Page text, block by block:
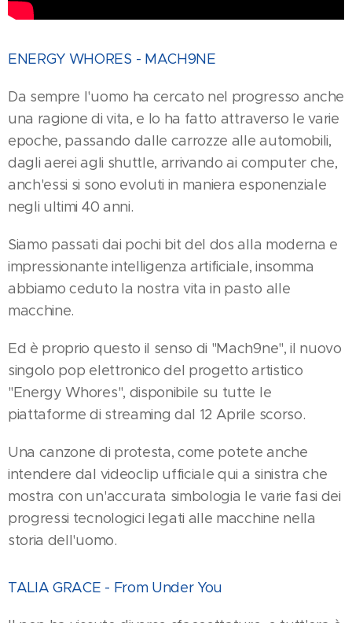
ENERGY WHORES - MACH9NE
Da sempre l'uomo ha cercato nel progresso anche
una ragione di vita, e lo ha fatto attraverso le varie
epoche, passando dalle carrozze alle automobili,
dagli aerei agli shuttle, arrivando ai computer che,
anch'essi si sono evoluti in maniera esponenziale
negli ultimi 40 anni.
Siamo passati dai pochi bit del dos alla moderna e
impressionante intelligenza artificiale, insomma
abbiamo ceduto la nostra vita in pasto alle
macchine.
Ed è proprio questo il senso di "Mach9ne", il nuovo
singolo pop elettronico del progetto artistico
"Energy Whores", disponibile su tutte le
piattaforme di streaming dal 12 Aprile scorso.
Una canzone di protesta, come potete anche
intendere dal videoclip ufficiale qui a sinistra che
mostra con un'accurata simbologia le varie fasi dei
progressi tecnologici legati alle macchine nella
storia dell'uomo.
TALIA GRACE - From Under You